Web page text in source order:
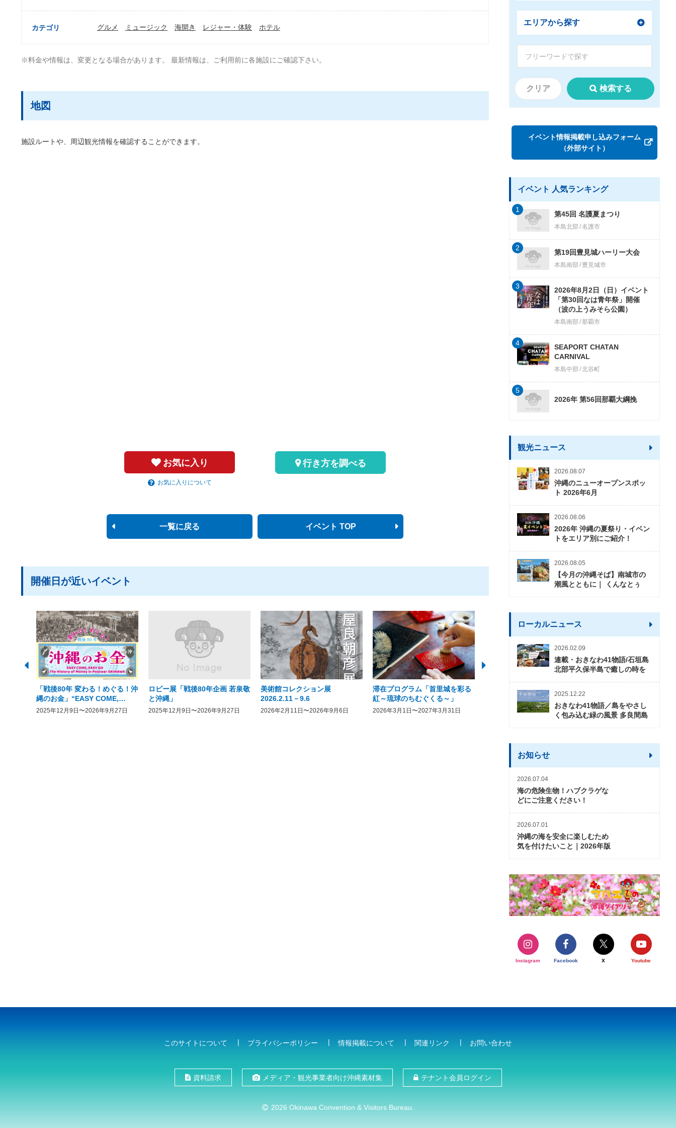
カテゴリ グルメ ミュージック 海開き レジャー・体験 ホテル
※料金や情報は、変更となる場合があります。 最新情報は、ご利用前に各施設にご確認下さい。
地図
施設ルートや、周辺観光情報を確認することができます。
お気に入り
お気に入りについて
行き方を調べる
一覧に戻る イベント TOP
開催日が近いイベント
「戦後80年 変わる！めぐる！沖
縄のお金」“EASY COME,
EASY GO － The History of
2025年12月9日〜2026年9月27日
ロビー展「戦後80年企画 若泉敬
と沖縄」
2025年12月9日〜2026年9月27日
美術館コレクション展
2026.2.11－9.6
2026年2月11日〜2026年9月6日
滞在プログラム「首里城を彩る
紅～琉球のちむぐくる～」
2026年3月1日〜2027年3月31日
2026年度 かりゆしビーチ営業
期間および営業時間のお知らせ
2026年3月5日〜2026年10月31日 2026年3月20日〜2026年11
エリアから探す
クリア 検索する
イベント情報掲載申し込みフォーム
（外部サイト）
イベント 人気ランキング
第45回 名護夏まつり
本島北部 名護市
1
第19回豊見城ハーリー大会
本島南部 豊見城市
2
2026年8月2日（日）イベント
「第30回なは青年祭」開催
（波の上うみそら公園）
本島南部 那覇市
3
SEAPORT CHATAN
CARNIVAL
本島中部 北谷町
4
2026年 第56回那覇大綱挽
5
観光ニュース
2026.08.07
沖縄のニューオープンスポッ
ト 2026年6月
2026.08.06
2026年 沖縄の夏祭り・イベン
トをエリア別にご紹介！
2026.08.05
【今月の沖縄そば】南城市の
潮風とともに｜ くんなとぅ
ローカルニュース
2026.02.09
連載・おきなわ41物語/石垣島
北部平久保半島で癒しの時を
2025.12.22
おきなわ41物語／島をやさし
く包み込む緑の風景 多良間島
お知らせ
2026.07.04
海の危険生物！ハブクラゲな
どにご注意ください！
2026.07.01
沖縄の海を安全に楽しむため
気を付けたいこと｜2026年版
Instagram Facebook X Youtube
このサイトについて プライバシーポリシー 情報掲載について 関連リンク お問い合わせ
資料請求 メディア・観光事業者向け沖縄素材集 テナント会員ログイン
2026 Okinawa Convention & Visitors Bureau.